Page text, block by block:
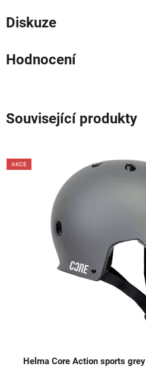
Diskuze
Hodnocení
Související produkty
AKCE
Helma Core Action sports grey